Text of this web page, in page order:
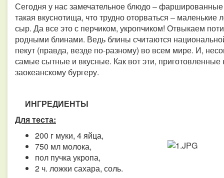
Сегодня у нас замечательное блюдо – фаршированные
такая вкуснотища, что трудно оторваться –
сыр. Да все это с перчиком, укропчиком! Отвыкаем
родными блинами. Ведь блины считаются
пекут (правда, везде по-разному) во всем мире. И,
самые сытные и вкусные. Как вот эти, приготовленные
заокеанскому бургеру.
ИНГРЕДИЕНТЫ
Для теста:
200 г муки, 4 яйца,
750 мл молока,
пол пучка укропа,
2 ч. ложки сахара, соль.